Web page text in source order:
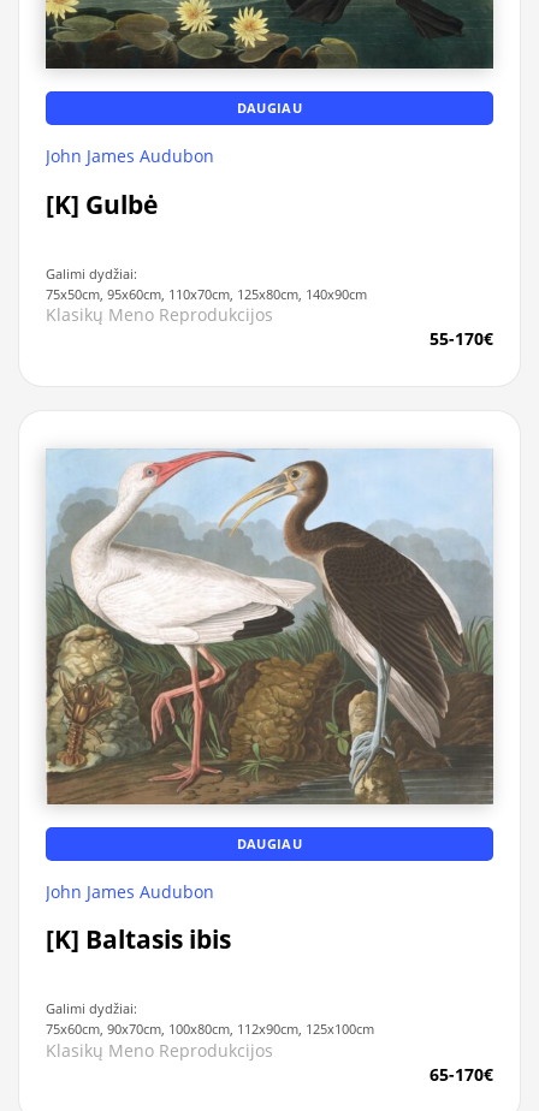
DAUGIAU
John James Audubon
[K] Gulbė
Galimi dydžiai:
75x50cm, 95x60cm, 110x70cm, 125x80cm, 140x90cm
Klasikų Meno Reprodukcijos
55-170€
DAUGIAU
John James Audubon
[K] Baltasis ibis
Galimi dydžiai:
75x60cm, 90x70cm, 100x80cm, 112x90cm, 125x100cm
Klasikų Meno Reprodukcijos
65-170€